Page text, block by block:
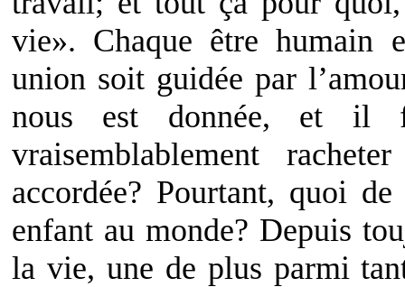
vie». Chaque être humain
union soit guidée par
nous est donnée, et il
vraisemblablement
accordée? Pourtant, quoi
enfant au monde? Depuis
la vie, une de plus parmi